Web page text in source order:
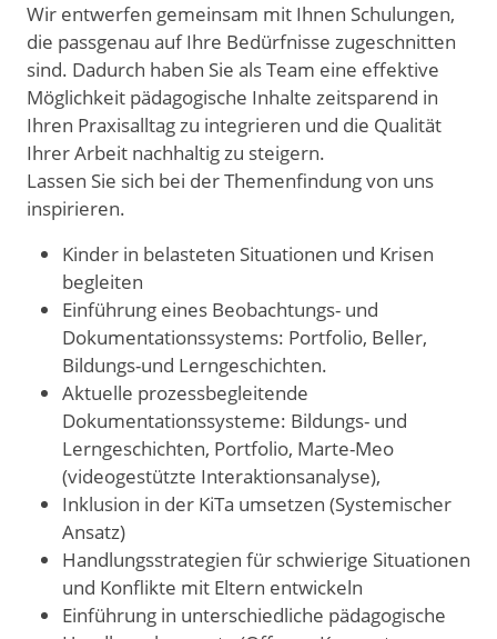
Wir entwerfen gemeinsam mit Ihnen Schulungen,
die passgenau auf Ihre Bedürfnisse zugeschnitten
sind. Dadurch haben Sie als Team eine effektive
Möglichkeit pädagogische Inhalte zeitsparend in
Ihren Praxisalltag zu integrieren und die Qualität
Ihrer Arbeit nachhaltig zu steigern.
Lassen Sie sich bei der Themenfindung von uns
inspirieren.
Kinder in belasteten Situationen und Krisen
begleiten
Einführung eines Beobachtungs- und
Dokumentationssystems: Portfolio, Beller,
Bildungs-und Lerngeschichten.
Aktuelle prozessbegleitende
Dokumentationssysteme: Bildungs- und
Lerngeschichten, Portfolio, Marte-Meo
(videogestützte Interaktionsanalyse),
Inklusion in der KiTa umsetzen (Systemischer
Ansatz)
Handlungsstrategien für schwierige Situationen
und Konflikte mit Eltern entwickeln
Einführung in unterschiedliche pädagogische